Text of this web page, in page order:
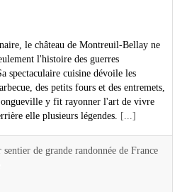
le château de Montreuil-Bellay ne
l'histoire des guerres
spectaculaire cuisine dévoile les
des petits fours et des entremets,
y fit rayonner l'art de vivre
elle plusieurs légendes. [...]
de grande randonnée de France